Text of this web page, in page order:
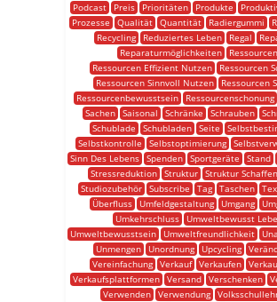
Podcast
Preis Prioritäten Produkte
Prozesse
Qualität Quantität Radiergummi
Recycling
Reduziertes Leben Regal
Reparaturmöglichkeiten
Ressourcen
Ressourcen Effizient Nutzen
Ressourcen
Ressourcen Sinnvoll Nutzen
Ressourcen
Ressourcenbewusstsein
Ressourcenschonung
Sachen
Saisonal Schränke Schrauben
Schublade
Schubladen Seite
Selbstkontrolle
Selbstoptimierung
Sinn Des Lebens Spenden Sportgeräte Stand
Stressreduktion Struktur Struktur Schaffen
Studiozubehör Subscribe Tag Taschen
Überfluss
Umfeldgestaltung Umgang
Umkehrschluss
Umweltbewusst
Umweltbewusstsein
Umweltfreundlichkeit
Unmengen
Unordnung Upcycling
Vereinfachung
Verkauf Verkaufen
Verkaufsplattformen Versand Verschenken
Verwenden
Verwendung